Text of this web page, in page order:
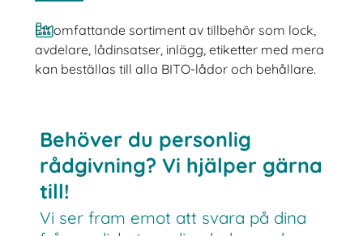
Ett omfattande sortiment av tillbehör som lock,
avdelare, lådinsatser, inlägg, etiketter med mera
kan beställas till alla BITO-lådor och behållare.
Behöver du personlig
rådgivning? Vi hjälper gärna
till!
Vi ser fram emot att svara på dina